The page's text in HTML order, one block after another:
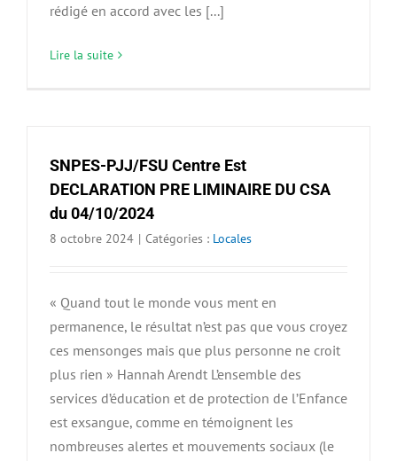
rédigé en accord avec les [...]
Lire la suite
SNPES-PJJ/FSU Centre Est
DECLARATION PRE LIMINAIRE DU CSA
du 04/10/2024
8 octobre 2024 | Catégories : Locales
« Quand tout le monde vous ment en
permanence, le résultat n’est pas que vous croyez
ces mensonges mais que plus personne ne croit
plus rien » Hannah Arendt L’ensemble des
services d’éducation et de protection de l’Enfance
est exsangue, comme en témoignent les
nombreuses alertes et mouvements sociaux (le